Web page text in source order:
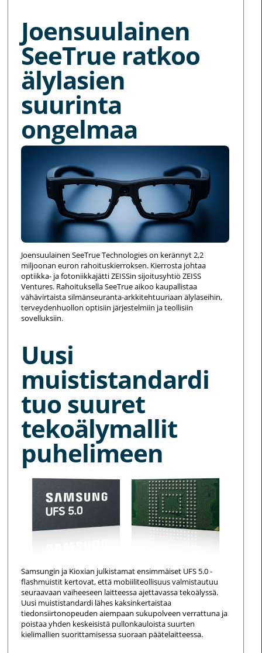
Joensuulainen
SeeTrue ratkoo
älylasien
suurinta
ongelmaa
Joensuulainen SeeTrue Technologies on kerännyt 2,2
miljoonan euron rahoituskierroksen. Kierrosta johtaa
optiikka- ja fotoniikkajätti ZEISSin sijoitusyhtiö ZEISS
Ventures. Rahoituksella SeeTrue aikoo kaupallistaa
vähävirtaista silmänseuranta-arkkitehtuuriaan älylaseihin,
terveydenhuollon optisiin järjestelmiin ja teollisiin
sovelluksiin.
Uusi
muististandardi
tuo suuret
tekoälymallit
puhelimeen
Samsungin ja Kioxian julkistamat ensimmäiset UFS 5.0 -
flashmuistit kertovat, että mobiiliteollisuus valmistautuu
seuraavaan vaiheeseen laitteessa ajettavassa tekoälyssä.
Uusi muististandardi lähes kaksinkertaistaa
tiedonsiirtonopeuden aiempaan sukupolveen verrattuna ja
poistaa yhden keskeisistä pullonkauloista suurten
kielimallien suorittamisessa suoraan päätelaitteessa.